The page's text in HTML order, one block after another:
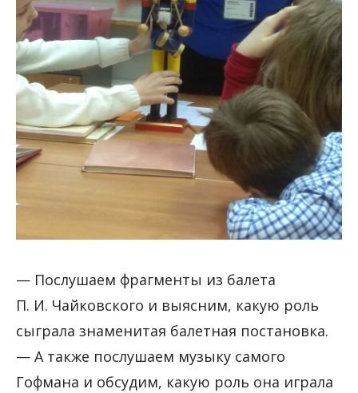
— Послушаем фрагменты из балета
П. И. Чайковского и выясним, какую роль
сыграла знаменитая балетная постановка.
— А также послушаем музыку самого
Гофмана и обсудим, какую роль она играла